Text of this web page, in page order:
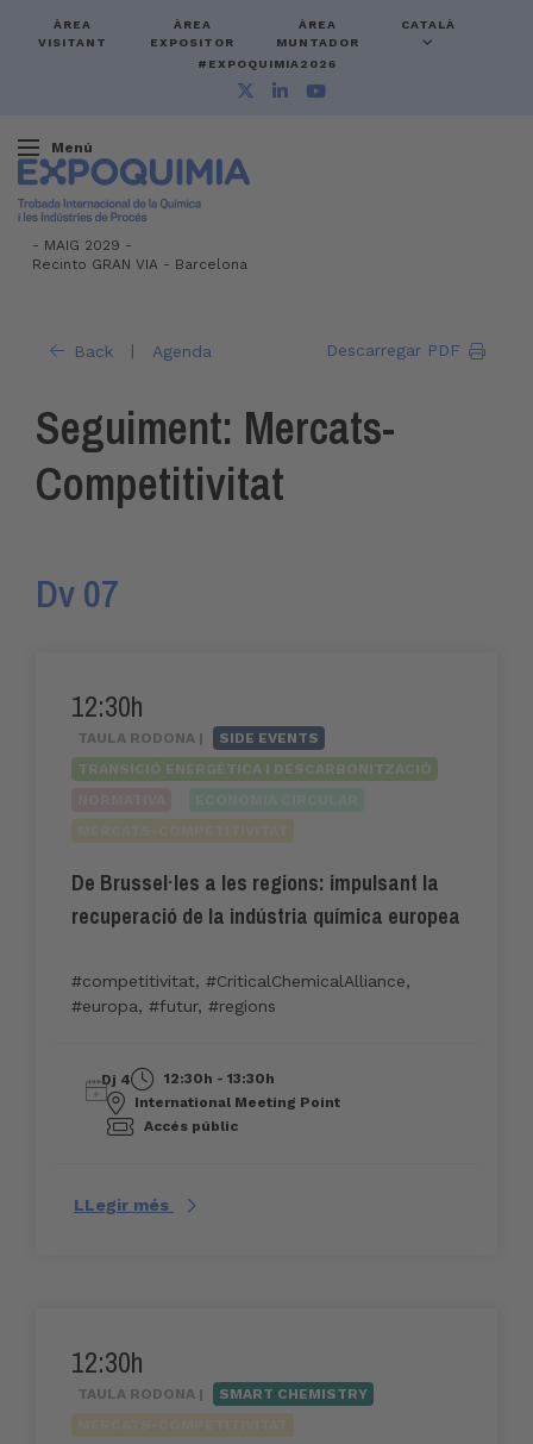
ÀREA
VISITANT
ÀREA
EXPOSITOR
ÀREA
MUNTADOR
CATALÀ
#EXPOQUIMIA2026
Menú
- MAIG 2029 -
Recinto GRAN VIA - Barcelona
Back | Agenda Descarregar PDF
Seguiment: Mercats-
Competitivitat
Dv 07
12:30h
TAULA RODONA |
SIDE EVENTS
TRANSICIÓ ENERGÈTICA I DESCARBONITZACIÓ
De Brussel·les a les regions: impulsant la
recuperació de la indústria química europea
#competitivitat, #CriticalChemicalAlliance,
#europa, #futur, #regions
Dj 4
12:30h - 13:30h
International Meeting Point
Accés públic
LLegir més
12:30h
TAULA RODONA |
SMART CHEMISTRY